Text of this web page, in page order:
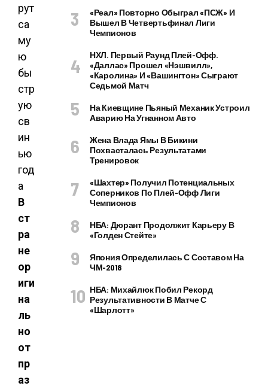
В
ст
ра
не
ор
иги
на
ль
но
от
пр
аз
«Реал» Повторно Обыграл «ПСЖ» И
Вышел В Четвертьфинал Лиги
Чемпионов
НХЛ. Первый Раунд Плей-Офф.
«Даллас» Прошел «Нэшвилл»,
«Каролина» И «Вашингтон» Сыграют
Седьмой Матч
На Киевщине Пьяный Механик Устроил
Аварию На Угнанном Авто
Жена Влада Ямы В Бикини
Похвасталась Результатами
Тренировок
«Шахтер» Получил Потенциальных
Соперников По Плей-Офф Лиги
Чемпионов
НБА: Дюрант Продолжит Карьеру В
«Голден Стейте»
Япония Определилась С Составом На
ЧМ-2018
НБА: Михайлюк Побил Рекорд
Результативности В Матче С
«Шарлотт»